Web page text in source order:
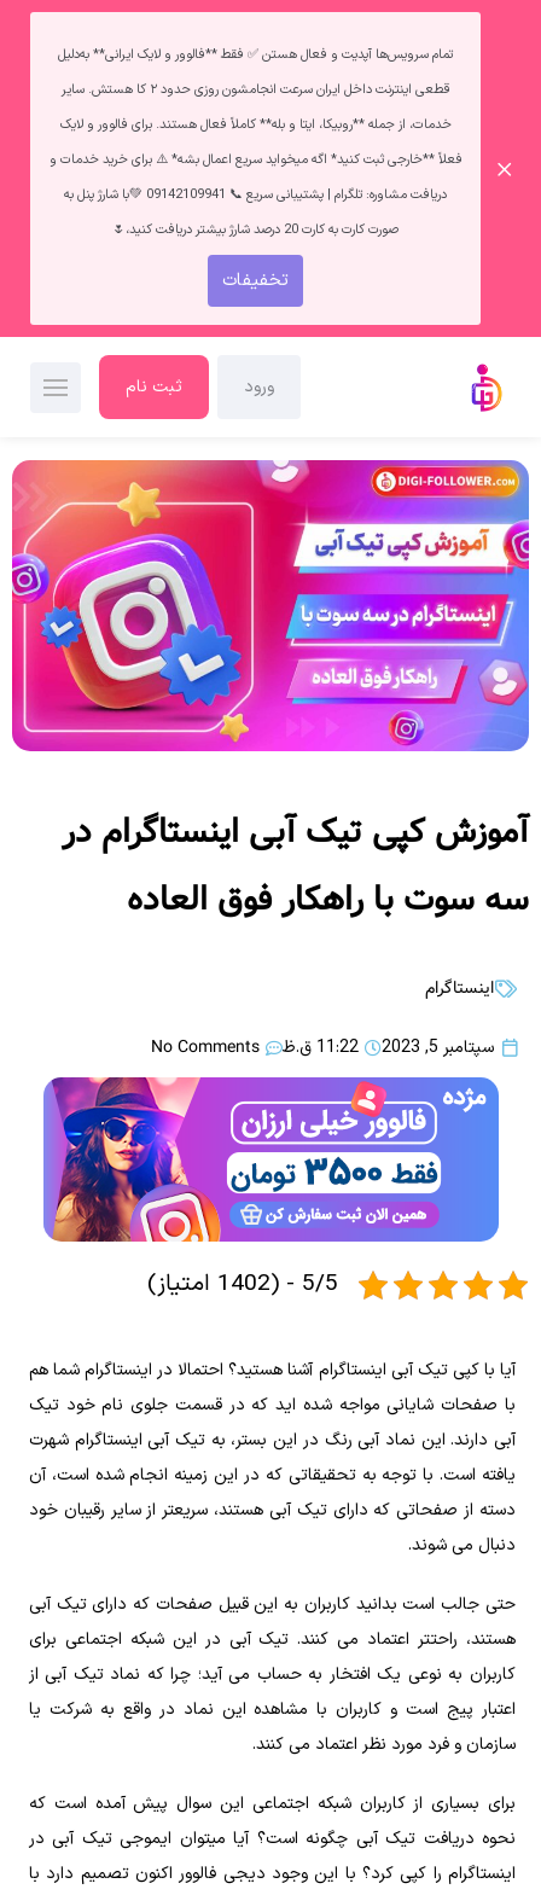
تمام سرویس‌ها آپدیت و فعال هستن ✅ فقط **فالوور و لایک ایرانی** به‌دلیل
قطعی اینترنت داخل ایران سرعت انجامشون روزی حدود ۲ کا هستش. سایر
خدمات، از جمله **روبیکا، ایتا و بله** کاملاً فعال هستند. برای فالوور و لایک
فعلاً **خارجی ثبت کنید* اگه میخواید سریع اعمال بشه* ⚠️ برای خرید خدمات و
دریافت مشاوره: تلگرام | پشتیبانی سریع 📞 09142109941 💚با شارژ پنل به
صورت کارت به کارت 20 درصد شارژ بیشتر دریافت کنید،🌷
تخفیفات
ورود ثبت نام
آموزش کپی تیک آبی اینستاگرام در
سه سوت با راهکار فوق العاده
اینستاگرام
سپتامبر 5, 2023 11:22 ق.ظ No Comments
5/5 - (1402 امتیاز)
آیا با کپی تیک آبی اینستاگرام آشنا هستید؟ احتمالا در اینستاگرام شما هم
با صفحات شایانی مواجه شده اید که در قسمت جلوی نام خود تیک
آبی دارند. این نماد آبی رنگ در این بستر، به تیک آبی اینستاگرام شهرت
یافته است. با توجه به تحقیقاتی که در این زمینه انجام شده است، آن
دسته از صفحاتی که دارای تیک آبی هستند، سریعتر از سایر رقیبان خود‌
دنبال می شوند.
حتی جالب است بدانید کاربران به این قبیل صفحات که دارای تیک آبی
هستند، راحتتر اعتماد می کنند. تیک آبی در این شبکه اجتماعی برای
کاربران به نوعی یک افتخار به حساب می آید؛ چرا که نماد تیک آبی از
اعتبار پیج است و کاربران با مشاهده این نماد در واقع به شرکت یا
سازمان و فرد مورد نظر اعتماد می کنند.
برای بسیاری از کاربران شبکه اجتماعی این سوال پیش آمده است که
نحوه دریافت تیک آبی چگونه است؟ آیا میتوان ایموجی تیک آبی در
اینستاگرام را کپی کرد؟ با این وجود دیجی فالوور اکنون تصمیم دارد با